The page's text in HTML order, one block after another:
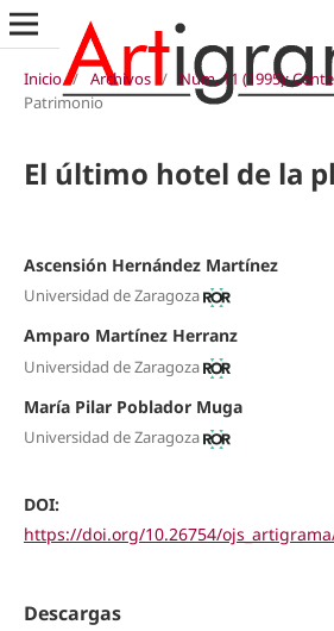
Inicio / Archivos / Núm. 11 (1995):
Patrimonio
El último hotel de la
Ascensión Hernández Martínez
Universidad de Zaragoza
Amparo Martínez Herranz
Universidad de Zaragoza
María Pilar Poblador Muga
Universidad de Zaragoza
DOI:
https://doi.org/10.26754/
Descargas